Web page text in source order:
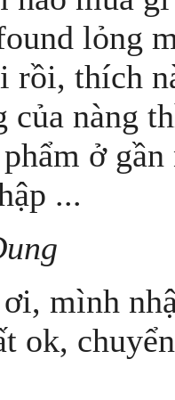
lỏng
rồi, thích
của nàng
ở
...
mình
ok,